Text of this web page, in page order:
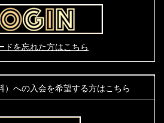
ドを忘れた方はこちら
）への入会を希望する方はこちら